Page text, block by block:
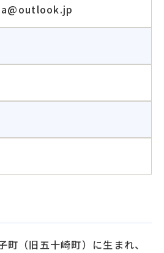
（旧五十崎町）に生まれ、